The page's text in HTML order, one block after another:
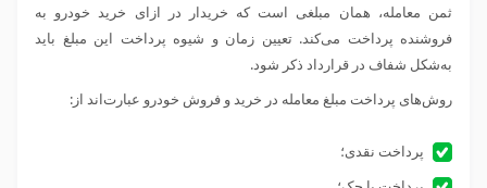
ثمن معامله، همان مبلغی است که خریدار در ازای خرید خودرو به
فروشنده پرداخت می‌کند. تعیین زمان و شیوه پرداخت این مبلغ باید
به‌شکل شفاف در قرارداد ذکر شود.
روش‌های پرداخت مبلغ معامله در خرید و فروش خودرو عبارت‌اند از:
پرداخت نقدی؛